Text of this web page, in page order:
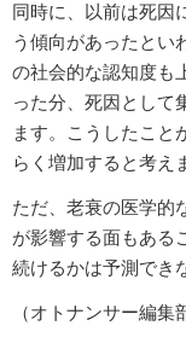
同時に、以前は死因
う傾向があったとい
の社会的な認知度も
った分、死因として
ます。こうしたこと
らく増加すると考え
ただ、老衰の医学的
が影響する面もある
続けるかは予測でき
（オトナンサー編集